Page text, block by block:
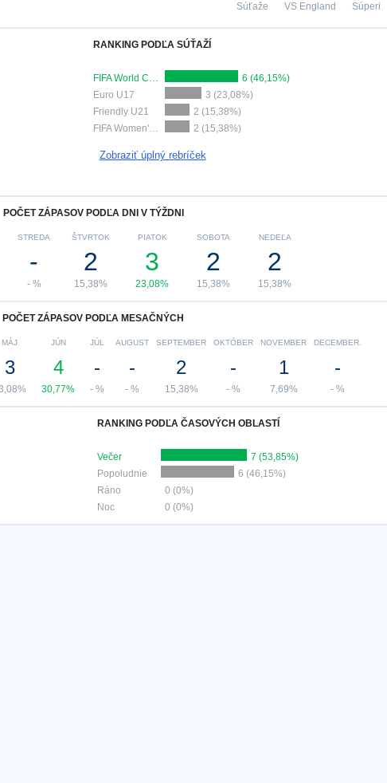
Súperi
VS England
Súťaže
RANKING PODĽA SÚŤAŽÍ
FIFA World Cup 2026
6 (46,15%)
Euro U17
3 (23,08%)
Friendly U21
2 (15,38%)
FIFA Women's World Cup
2 (15,38%)
Zobraziť úplný rebríček
POČET ZÁPASOV PODĽA DNI V TÝŽDNI
STREDA
-
- %
ŠTVRTOK
2
15,38%
PIATOK
3
23,08%
SOBOTA
2
15,38%
NEDEĽA
2
15,38%
POČET ZÁPASOV PODĽA MESAČNÝCH
MÁJ
3
JÚN
4
30,77%
JÚL
-
- %
AUGUST
-
- %
SEPTEMBER
2
15,38%
OKTÓBER
-
- %
NOVEMBER
1
7,69%
DECEMBER.
-
- %
RANKING PODĽA ČASOVÝCH OBLASTÍ
Večer
7 (53,85%)
Popoludnie
6 (46,15%)
Ráno
0 (0%)
Noc
0 (0%)